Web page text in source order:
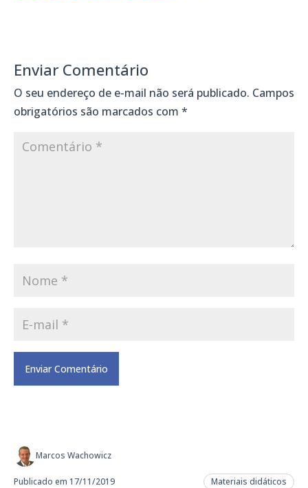
Enviar Comentário
O seu endereço de e-mail não será publicado. Campos
obrigatórios são marcados com *
Marcos Wachowicz
Publicado em 17/11/2019 Materiais didáticos